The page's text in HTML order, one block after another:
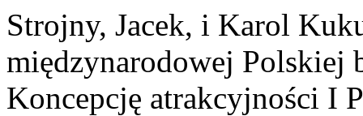
Strojny, Jacek, i Karol
międzynarodowej Polskiej
Koncepcję atrakcyjności I